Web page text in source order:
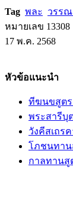
Tag พละ วรรณ
หมายเลข 13308
17 พ.ค. 2568
หัวข้อแนะนำ
ทีฆนขสูตร
พระสารีบุ
วังคีสเถร
โภชนทาน
กาลทานสู